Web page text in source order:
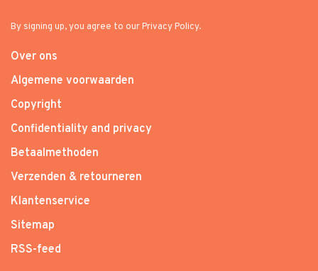
By signing up, you agree to our Privacy Policy.
Over ons
Algemene voorwaarden
Copyright
Confidentiality and privacy
Betaalmethoden
Verzenden & retourneren
Klantenservice
Sitemap
RSS-feed